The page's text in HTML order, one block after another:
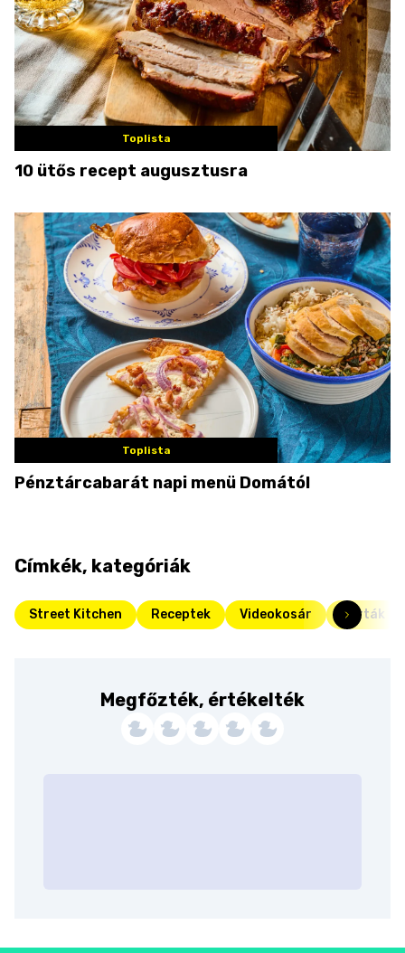
Toplista
10 ütős recept augusztusra
Toplista
Pénztárcabarát napi menü Domától
Címkék, kategóriák
Street Kitchen Receptek Videokosár Torták
Megfőzték, értékelték